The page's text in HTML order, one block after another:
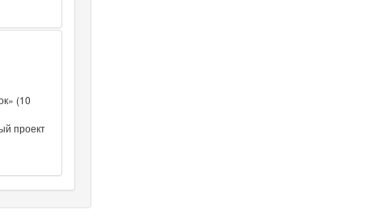
(10
проект